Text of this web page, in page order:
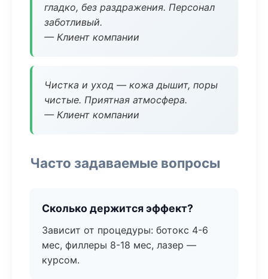
гладко, без раздражения. Персонал
заботливый.
— Клиент компании
Чистка и уход — кожа дышит, поры
чистые. Приятная атмосфера.
— Клиент компании
Часто задаваемые вопросы
Сколько держится эффект?
Зависит от процедуры: ботокс 4-6
мес, филлеры 8-18 мес, лазер —
курсом.